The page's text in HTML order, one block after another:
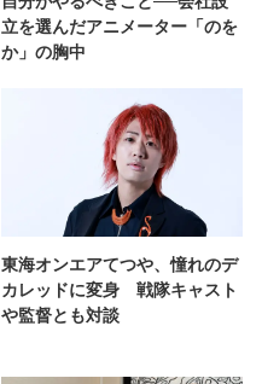
立を選んだアニメーター「のを
か」の胸中
東海オンエアてつや、憧れのデ
カレッドに変身 戦隊キャスト
や監督とも対談